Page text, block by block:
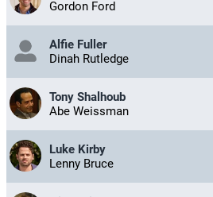
Gordon Ford
Alfie Fuller
Dinah Rutledge
Tony Shalhoub
Abe Weissman
Luke Kirby
Lenny Bruce